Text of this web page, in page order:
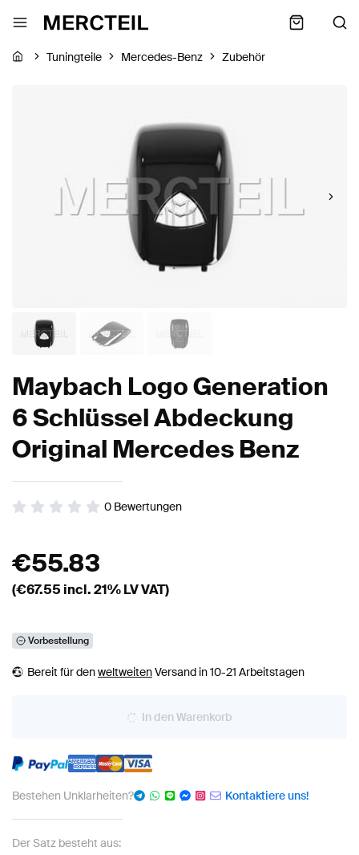
Tuningteile Mercedes-Benz Zubehör
Maybach Logo Generation
6 Schlüssel Abdeckung
Original Mercedes Benz
0 Bewertungen
€55.83
(€67.55 incl. 21% LV VAT)
Vorbestellung
Bereit für denweltweitenVersand in 10-21 Arbeitstagen
In den Warenkorb
Bestehen Unklarheiten? Kontaktiere uns!
Der Satz besteht aus: